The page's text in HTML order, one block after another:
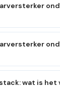
wat is het